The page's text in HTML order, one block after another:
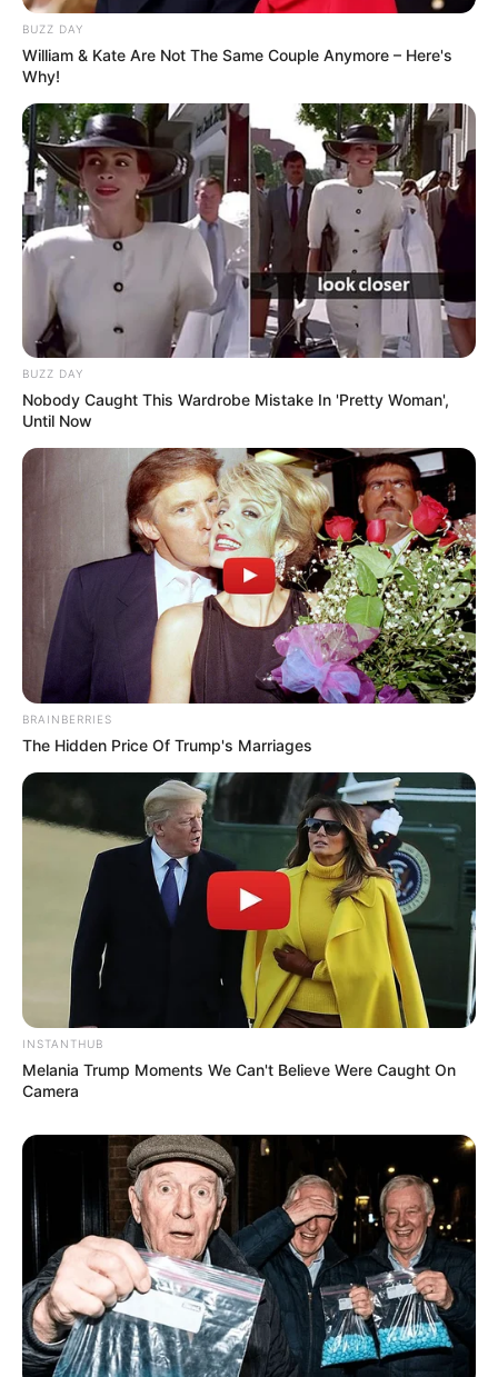
BUZZ DAY
William & Kate Are Not The Same Couple Anymore – Here's
Why!
BUZZ DAY
Nobody Caught This Wardrobe Mistake In 'Pretty Woman',
Until Now
BRAINBERRIES
The Hidden Price Of Trump's Marriages
INSTANTHUB
Melania Trump Moments We Can't Believe Were Caught On
Camera